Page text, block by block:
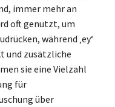
immer mehr an
oft genutzt, um
während ‚ey‘
und zusätzliche
sie eine Vielzahl
für
über